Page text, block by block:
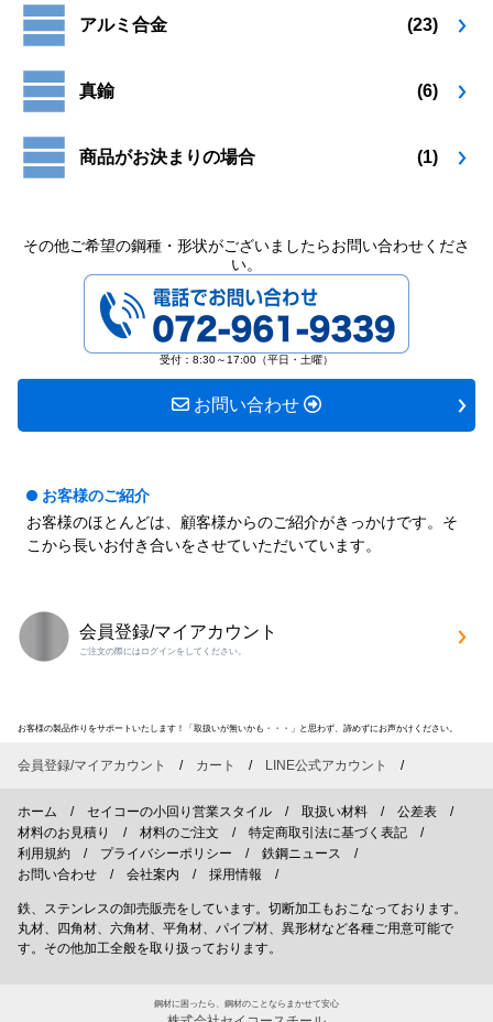
アルミ合金 (23)
真鍮 (6)
商品がお決まりの場合 (1)
その他ご希望の鋼種・形状がございましたらお問い合わせくださ
い。
072-961-9339
受付：8:30～17:00（平日・土曜）
お問い合わせ
お客様のご紹介
お客様のほとんどは、顧客様からのご紹介がきっかけです。そ
こから長いお付き合いをさせていただいています。
会員登録/マイアカウント
ご注文の際にはログインをしてください。
お客様の製品作りをサポートいたします！「取扱いが無いかも・・・」と思わず、諦めずにお声かけください。
会員登録/マイアカウント カート LINE公式アカウント
鋼材に困ったら、鋼材のことならまかせて安心
ホーム セイコーの小回り営業スタイル 取扱い材料
公差表
材料のお見積り
材料のご注文
特定商取引法に基づく表記
利用規約
プライバシーポリシー
鉄鋼ニュース
お問い合わせ
会社案内 採用情報
鉄、ステンレスの卸売販売をしています。切断加工もおこなっております。
丸材、四角材、六角材、平角材、パイプ材、異形材など各種ご用意可能で
す。その他加工全般を取り扱っております。